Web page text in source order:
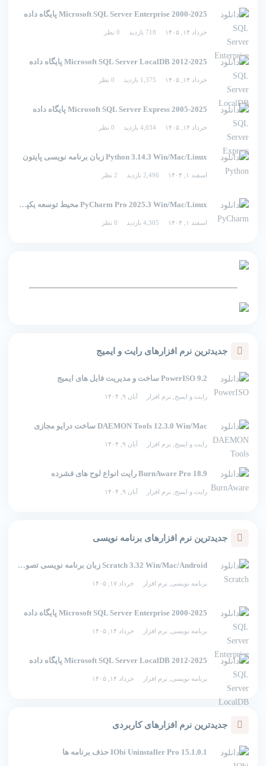
2000-2025 Microsoft SQL Server Enterprise پایگاه داده
خرداد ۱۴, ۱۴۰۵ 718 بازدید 0 نظر
2012-2025 Microsoft SQL Server LocalDB پایگاه داده
خرداد ۱۴, ۱۴۰۵ 1,375 بازدید 0 نظر
2005-2025 Microsoft SQL Server Express پایگاه داده
خرداد ۱۴, ۱۴۰۵ 4,034 بازدید 0 نظر
Python 3.14.3 Win/Mac/Linux زبان برنامه نویسی پایتون
اسفند ۱, ۱۴۰۴ 2,496 بازدید 2 نظر
PyCharm Pro 2025.3 Win/Mac/Linux محیط توسعه یکپارچه برای پایتون
اسفند ۱, ۱۴۰۴ 4,305 بازدید 0 نظر
جدیدترین نرم افزارهای رایت و ایمیج
PowerISO 9.2 ساخت و مدیریت فایل های ایمیج
رایت و ایمیج نرم افزار آبان ۹, ۱۴۰۴
DAEMON Tools 12.3.0 Win/Mac ساخت درایو مجازی
رایت و ایمیج نرم افزار آبان ۹, ۱۴۰۴
BurnAware Pro 18.9 رایت انواع لوح های فشرده
رایت و ایمیج نرم افزار آبان ۹, ۱۴۰۴
جدیدترین نرم افزارهای برنامه نویسی
Scratch 3.32 Win/Mac/Android زبان برنامه نویسی تصویری اسکرچ
برنامه نویسی نرم افزار خرداد ۱۷, ۱۴۰۵
2000-2025 Microsoft SQL Server Enterprise پایگاه داده
برنامه نویسی نرم افزار خرداد ۱۴, ۱۴۰۵
2012-2025 Microsoft SQL Server LocalDB پایگاه داده
برنامه نویسی نرم افزار خرداد ۱۴, ۱۴۰۵
جدیدترین نرم افزارهای کاربردی
IObi Uninstaller Pro 15.1.0.1 حذف برنامه ها